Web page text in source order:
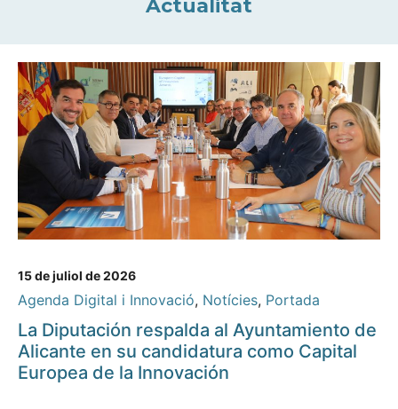
Actualitat
15 de juliol de 2026
Agenda Digital i Innovació, Notícies, Portada
La Diputación respalda al Ayuntamiento de
Alicante en su candidatura como Capital
Europea de la Innovación